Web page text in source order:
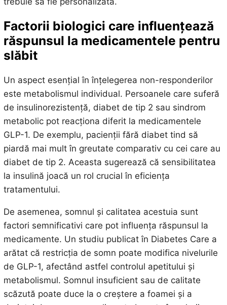
Factorii biologici care influențează
răspunsul la medicamentele pentru
slăbit
Un aspect esențial în înțelegerea non-responderilor
este metabolismul individual. Persoanele care suferă
de insulinorezistență, diabet de tip 2 sau sindrom
metabolic pot reacționa diferit la medicamentele
GLP-1. De exemplu, pacienții fără diabet tind să
piardă mai mult în greutate comparativ cu cei care au
diabet de tip 2. Aceasta sugerează că sensibilitatea
la insulină joacă un rol crucial în eficiența
tratamentului.
De asemenea, somnul și calitatea acestuia sunt
factori semnificativi care pot influența răspunsul la
medicamente. Un studiu publicat în Diabetes Care a
arătat că restricția de somn poate modifica nivelurile
de GLP-1, afectând astfel controlul apetitului și
metabolismul. Somnul insuficient sau de calitate
scăzută poate duce la o creștere a foamei și a